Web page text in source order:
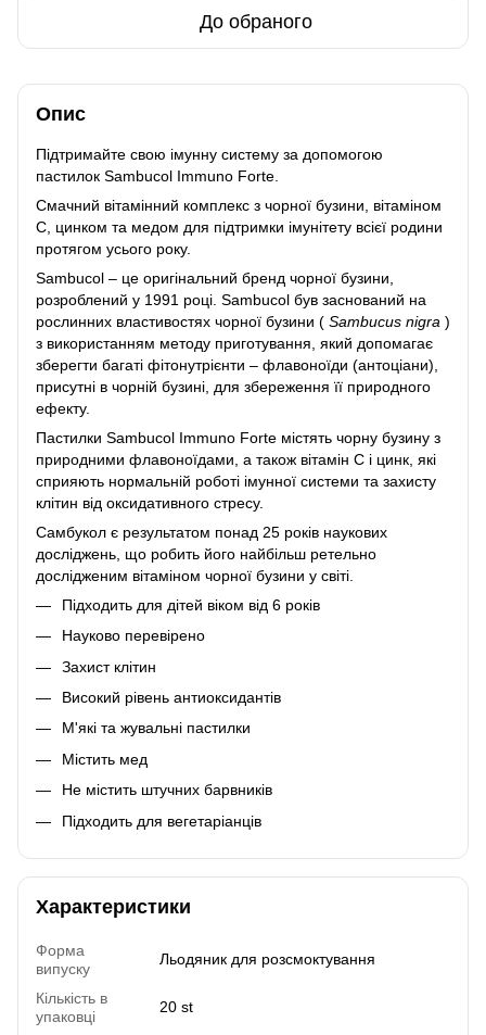
До обраного
Опис
Підтримайте свою імунну систему за допомогою
пастилок Sambucol Immuno Forte.
Смачний вітамінний комплекс з чорної бузини, вітаміном
С, цинком та медом для підтримки імунітету всієї родини
протягом усього року.
Sambucol – це оригінальний бренд чорної бузини,
розроблений у 1991 році. Sambucol був заснований на
рослинних властивостях чорної бузини ( Sambucus nigra )
з використанням методу приготування, який допомагає
зберегти багаті фітонутрієнти – флавоноїди (антоціани),
присутні в чорній бузині, для збереження її природного
ефекту.
Пастилки Sambucol Immuno Forte містять чорну бузину з
природними флавоноїдами, а також вітамін С і цинк, які
сприяють нормальній роботі імунної системи та захисту
клітин від оксидативного стресу.
Самбукол є результатом понад 25 років наукових
досліджень, що робить його найбільш ретельно
дослідженим вітаміном чорної бузини у світі.
Підходить для дітей віком від 6 років
Науково перевірено
Захист клітин
Високий рівень антиоксидантів
М'які та жувальні пастилки
Містить мед
Не містить штучних барвників
Підходить для вегетаріанців
Характеристики
Форма
випуску
Льодяник для розсмоктування
Кількість в
упаковці
20 st